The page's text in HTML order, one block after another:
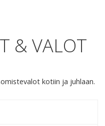
& VALOT
kotiin ja juhlaan.